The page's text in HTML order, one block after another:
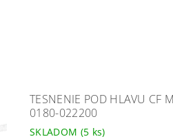
TESNENIE POD HLAVU CF
0180-022200
SKLADOM (5 ks)